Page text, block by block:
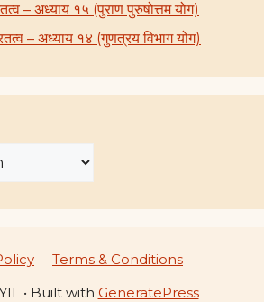
– अध्याय १५ (पुराण पुरुषोत्तम योग)
– अध्याय १४ (गुणत्रय विभाग योग)
Terms & Conditions
• Built with GeneratePress